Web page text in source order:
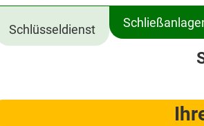
Schlüsseldienst